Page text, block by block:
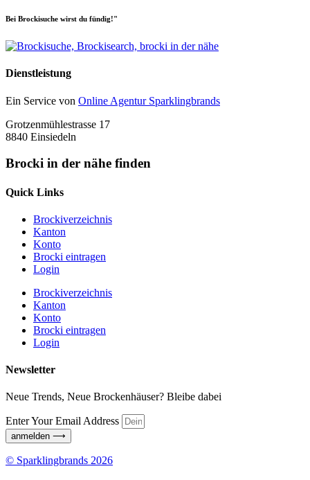
Bei Brockisuche wirst du fündig!"
Dienstleistung
Ein Service von Online Agentur Sparklingbrands
Grotzenmühlestrasse 17
8840 Einsiedeln
Brocki in der nähe finden
Quick Links
Brockiverzeichnis
Kanton
Konto
Brocki eintragen
Login
Brockiverzeichnis
Kanton
Konto
Brocki eintragen
Login
Newsletter
Neue Trends, Neue Brockenhäuser? Bleibe dabei
Enter Your Email Address
anmelden ⟶
© Sparklingbrands 2026